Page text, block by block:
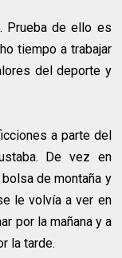
Prueba de ello es
tiempo a trabajar
del deporte y
a parte del
De vez en
de montaña y
le volvía a ver en
por la mañana y a
la tarde.